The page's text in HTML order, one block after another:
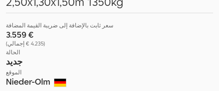
سعر ثابت بالإضافة إلى ضريبة القيمة المضافة
‏3.559 €
(‏4.235 € إجمالي)
الحالة
جديد
الموقع
Nieder-Olm